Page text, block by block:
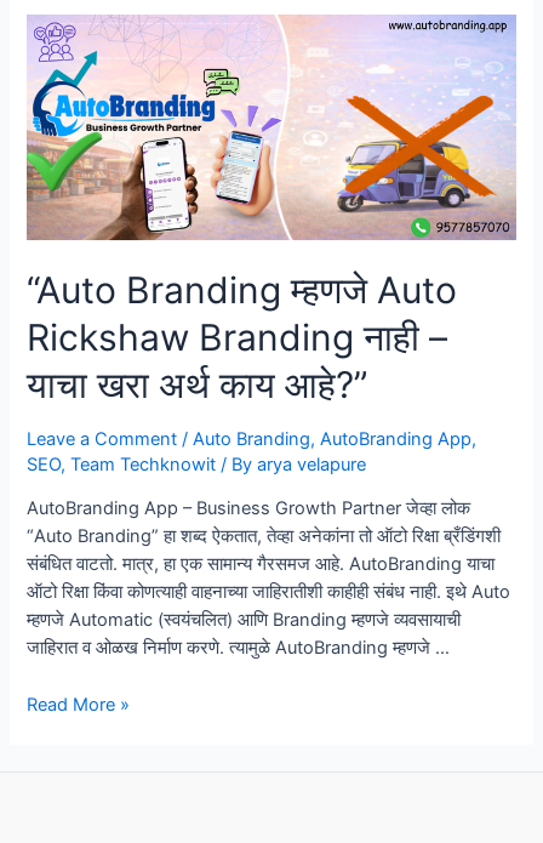
व्यवसायांसाठी
विश्वास
आणि
दृश्यमानता
कशी
वाढवते..!”
“Auto Branding म्हणजे Auto
Rickshaw Branding नाही –
याचा खरा अर्थ काय आहे?”
Leave a Comment /Auto Branding,AutoBranding App,
SEO,Team Techknowit / Byarya velapure
AutoBranding App – Business Growth Partner जेव्हा लोक
“Auto Branding” हा शब्द ऐकतात, तेव्हा अनेकांना तो ऑटो रिक्षा ब्रँडिंगशी
संबंधित वाटतो. मात्र, हा एक सामान्य गैरसमज आहे. AutoBranding याचा
ऑटो रिक्षा किंवा कोणत्याही वाहनाच्या जाहिरातीशी काहीही संबंध नाही. इथे Auto
म्हणजे Automatic (स्वयंचलित) आणि Branding म्हणजे व्यवसायाची
जाहिरात व ओळख निर्माण करणे. त्यामुळे AutoBranding म्हणजे …
“Auto
Read More »